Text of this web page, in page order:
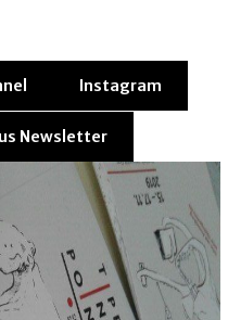
Instagram
Newsletter